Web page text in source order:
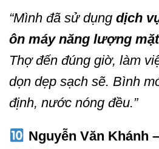
“Mình đã sử dụng dịch
ôn máy năng lượng
Thợ đến đúng giờ, làm
dọn dẹp sạch sẽ. Bình
định, nước nóng đều.”
Nguyễn Văn Khánh